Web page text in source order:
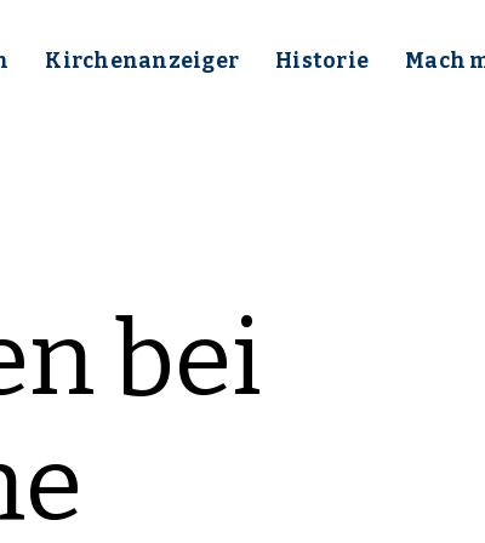
Kirchenanzeiger Historie Mach
bei